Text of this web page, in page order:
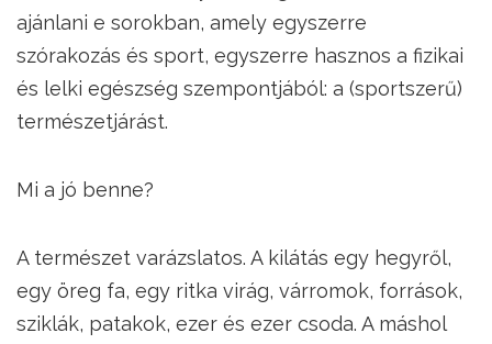
ajánlani e sorokban, amely egyszerre
szórakozás és sport, egyszerre hasznos a fizikai
és lelki egészség szempontjából: a (sportszerű)
természetjárást.
Mi a jó benne?
A természet varázslatos. A kilátás egy hegyről,
egy öreg fa, egy ritka virág, várromok, források,
sziklák, patakok, ezer és ezer csoda. A máshol